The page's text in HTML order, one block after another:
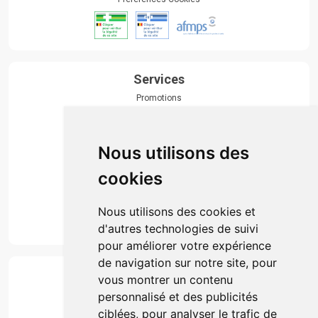
Nous utilisons des
cookies
Nous utilisons des cookies et
d'autres technologies de suivi
pour améliorer votre expérience
de navigation sur notre site, pour
vous montrer un contenu
personnalisé et des publicités
ciblées, pour analyser le trafic de
Services
Promotions
Actualités & conseils
Événements
Marques
Suivez-nous
Paiement
Simple, rapide et 100% sécurisé